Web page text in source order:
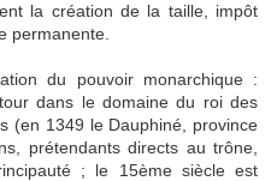
la création de la taille, impôt
permanente.
du pouvoir monarchique :
dans le domaine du roi des
(en 1349 le Dauphiné, province
prétendants directs au trône,
; le 15ème siècle est